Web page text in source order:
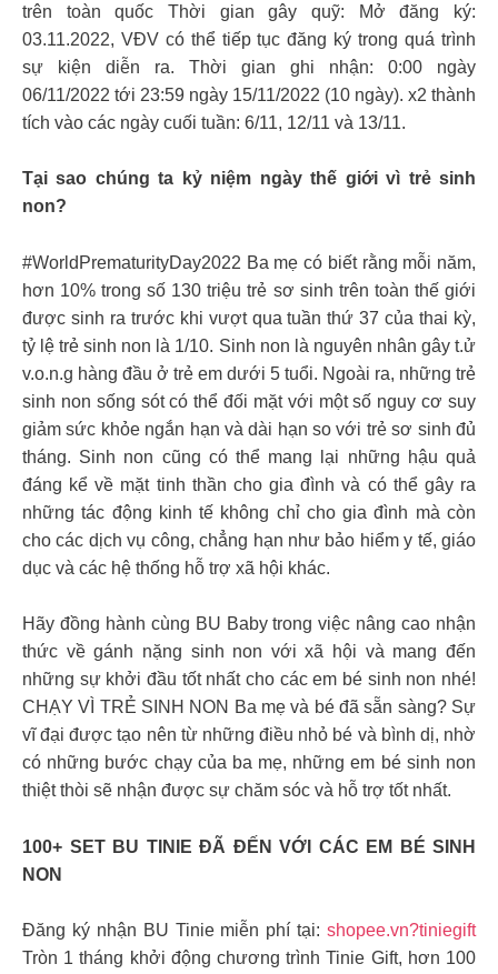
trên toàn quốc Thời gian gây quỹ: Mở đăng ký:
03.11.2022, VĐV có thể tiếp tục đăng ký trong quá trình
sự kiện diễn ra. Thời gian ghi nhận: 0:00 ngày
06/11/2022 tới 23:59 ngày 15/11/2022 (10 ngày). x2 thành
tích vào các ngày cuối tuần: 6/11, 12/11 và 13/11.
Tại sao chúng ta kỷ niệm ngày thế giới vì trẻ sinh
non?
#WorldPrematurityDay2022 Ba mẹ có biết rằng mỗi năm,
hơn 10% trong số 130 triệu trẻ sơ sinh trên toàn thế giới
được sinh ra trước khi vượt qua tuần thứ 37 của thai kỳ,
tỷ lệ trẻ sinh non là 1/10. Sinh non là nguyên nhân gây t.ử
v.o.n.g hàng đầu ở trẻ em dưới 5 tuổi. Ngoài ra, những trẻ
sinh non sống sót có thể đối mặt với một số nguy cơ suy
giảm sức khỏe ngắn hạn và dài hạn so với trẻ sơ sinh đủ
tháng. Sinh non cũng có thể mang lại những hậu quả
đáng kể về mặt tinh thần cho gia đình và có thể gây ra
những tác động kinh tế không chỉ cho gia đình mà còn
cho các dịch vụ công, chẳng hạn như bảo hiểm y tế, giáo
dục và các hệ thống hỗ trợ xã hội khác.
Hãy đồng hành cùng BU Baby trong việc nâng cao nhận
thức về gánh nặng sinh non với xã hội và mang đến
những sự khởi đầu tốt nhất cho các em bé sinh non nhé!
CHẠY VÌ TRẺ SINH NON Ba mẹ và bé đã sẵn sàng? Sự
vĩ đại được tạo nên từ những điều nhỏ bé và bình dị, nhờ
có những bước chạy của ba mẹ, những em bé sinh non
thiệt thòi sẽ nhận được sự chăm sóc và hỗ trợ tốt nhất.
100+ SET BU TINIE ĐÃ ĐẾN VỚI CÁC EM BÉ SINH
NON
Đăng ký nhận BU Tinie miễn phí tại: shopee.vn?tiniegift
Tròn 1 tháng khởi động chương trình Tinie Gift, hơn 100